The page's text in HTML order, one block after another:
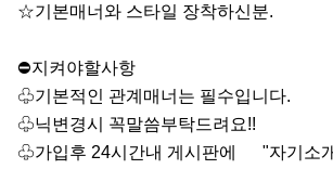
☆기본매너와 스타일 장착하신분.
⛔️지켜야할사항
♧기본적인 관계매너는 필수입니다.
♧닉변경시 꼭말씀부탁드려요!!
♧가입후 24시간내 게시판에      "자기소